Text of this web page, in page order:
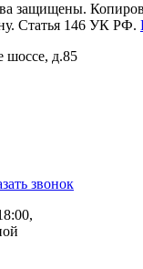
защищены.
Статья 146 УК РФ.
шоссе, д.85
звонок
,